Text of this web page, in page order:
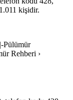
kişidir.
Pülümür
Rehberi ›